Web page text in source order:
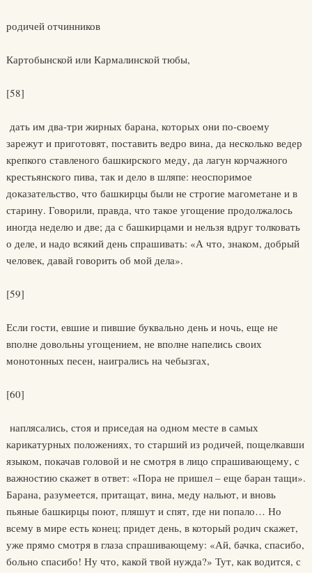
родичей отчинников
Картобынской или Кармалинской тюбы,
[58]
дать им два-три жирных барана, которых они по-своему
зарежут и приготовят, поставить ведро вина, да несколько ведер
крепкого ставленого башкирского меду, да лагун корчажного
крестьянского пива, так и дело в шляпе: неоспоримое
доказательство, что башкирцы были не строгие магометане и в
старину. Говорили, правда, что такое угощение продолжалось
иногда неделю и две; да с башкирцами и нельзя вдруг толковать
о деле, и надо всякий день спрашивать: «А что, знаком, добрый
человек, давай говорить об мой дела».
[59]
Если гости, евшие и пившие буквально день и ночь, еще не
вполне довольны угощением, не вполне напелись своих
монотонных песен, наигрались на чебызгах,
[60]
наплясались, стоя и приседая на одном месте в самых
карикатурных положениях, то старший из родичей, пощелкавши
языком, покачав головой и не смотря в лицо спрашивающему, с
важностию скажет в ответ: «Пора не пришел – еще баран тащи».
Барана, разумеется, притащат, вина, меду нальют, и вновь
пьяные башкирцы поют, пляшут и спят, где ни попало… Но
всему в мире есть конец; придет день, в который родич скажет,
уже прямо смотря в глаза спрашивающему: «Ай, бачка, спасибо,
больно спасибо! Ну что, какой твой нужда?» Тут, как водится, с